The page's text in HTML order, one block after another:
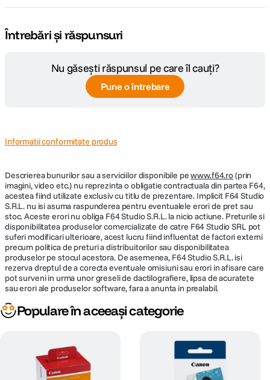
Întrebări și răspunsuri
Nu găsești răspunsul pe care îl cauți?
Pune o întrebare
Informatii conformitate produs
Descrierea bunurilor sau a serviciilor disponibile pewww.f64.ro(prin
imagini, video etc.) nu reprezinta o obligatie contractuala din partea F64,
acestea fiind utilizate exclusiv cu titlu de prezentare. Implicit F64 Studio
S.R.L. nu isi asuma raspunderea pentru eventualele erori de pret sau
stoc. Aceste erori nu obliga F64 Studio S.R.L. la nicio actiune. Preturile si
disponibilitatea produselor comercializate de catre F64 Studio SRL pot
suferi modificari ulterioare, acest lucru fiind influentat de factori externi
precum politica de preturi a distribuitorilor sau disponibilitatea
produselor pe stocul acestora. De asemenea, F64 Studio S.R.L. isi
rezerva dreptul de a corecta eventuale omisiuni sau erori in afisare care
pot surveni in urma unor greseli de dactilografiere, lipsa de acuratete
sau erori ale produselor software, fara a anunta in prealabil.
Populare în aceeași categorie